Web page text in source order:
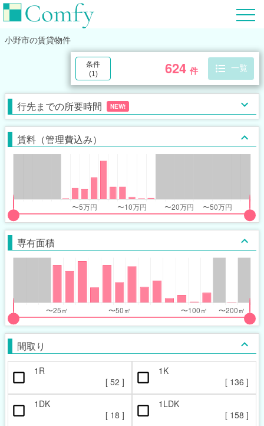
小野市の賃貸物件
624 件 一覧
条件
(1 )
行先までの所要時間 NEW!
賃料（管理費込み）
専有面積
間取り
1R
[ 52 ]
1K
[ 136 ]
1DK
[ 18 ]
1LDK
[ 158 ]